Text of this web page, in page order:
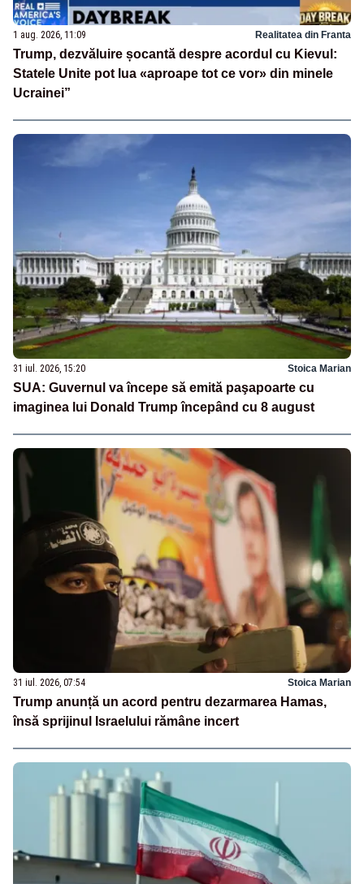
1 aug. 2026, 11:09 Realitatea din Franta
Trump, dezvăluire șocantă despre acordul cu Kievul:
Statele Unite pot lua «aproape tot ce vor» din minele
Ucrainei”
31 iul. 2026, 15:20 Stoica Marian
SUA: Guvernul va începe să emită paşapoarte cu
imaginea lui Donald Trump începând cu 8 august
31 iul. 2026, 07:54 Stoica Marian
Trump anunță un acord pentru dezarmarea Hamas,
însă sprijinul Israelului rămâne incert